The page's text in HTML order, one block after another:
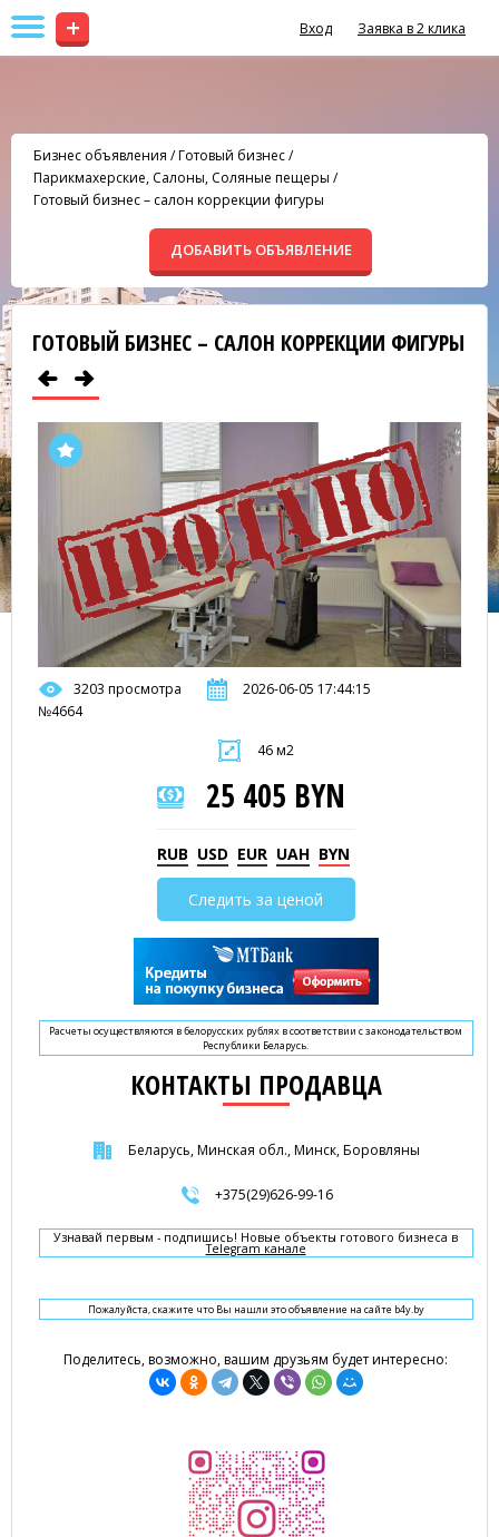
+ Вход Заявка в 2 клика
Бизнес объявления /Готовый бизнес/
Парикмахерские, Салоны, Соляные пещеры /
Готовый бизнес – салон коррекции фигуры
ДОБАВИТЬ ОБЪЯВЛЕНИЕ
ГОТОВЫЙ БИЗНЕС – САЛОН КОРРЕКЦИИ ФИГУРЫ
3203 просмотра
2026-06-05 17:44:15
№4664
46 м2
25 405 BYN
RUB USD EUR UAH BYN
Следить за ценой
Расчеты осуществляются в белорусских рублях в соответствии с законодательством
Республики Беларусь.
КОНТАКТЫ ПРОДАВЦА
Беларусь, Минская обл., Минск, Боровляны
+375(29)626-99-16
Узнавай первым - подпишись! Новые объекты готового бизнеса в
Telegram канале
Пожалуйста, скажите что Вы нашли это объявление на сайте b4y.by
Поделитесь, возможно, вашим друзьям будет интересно: